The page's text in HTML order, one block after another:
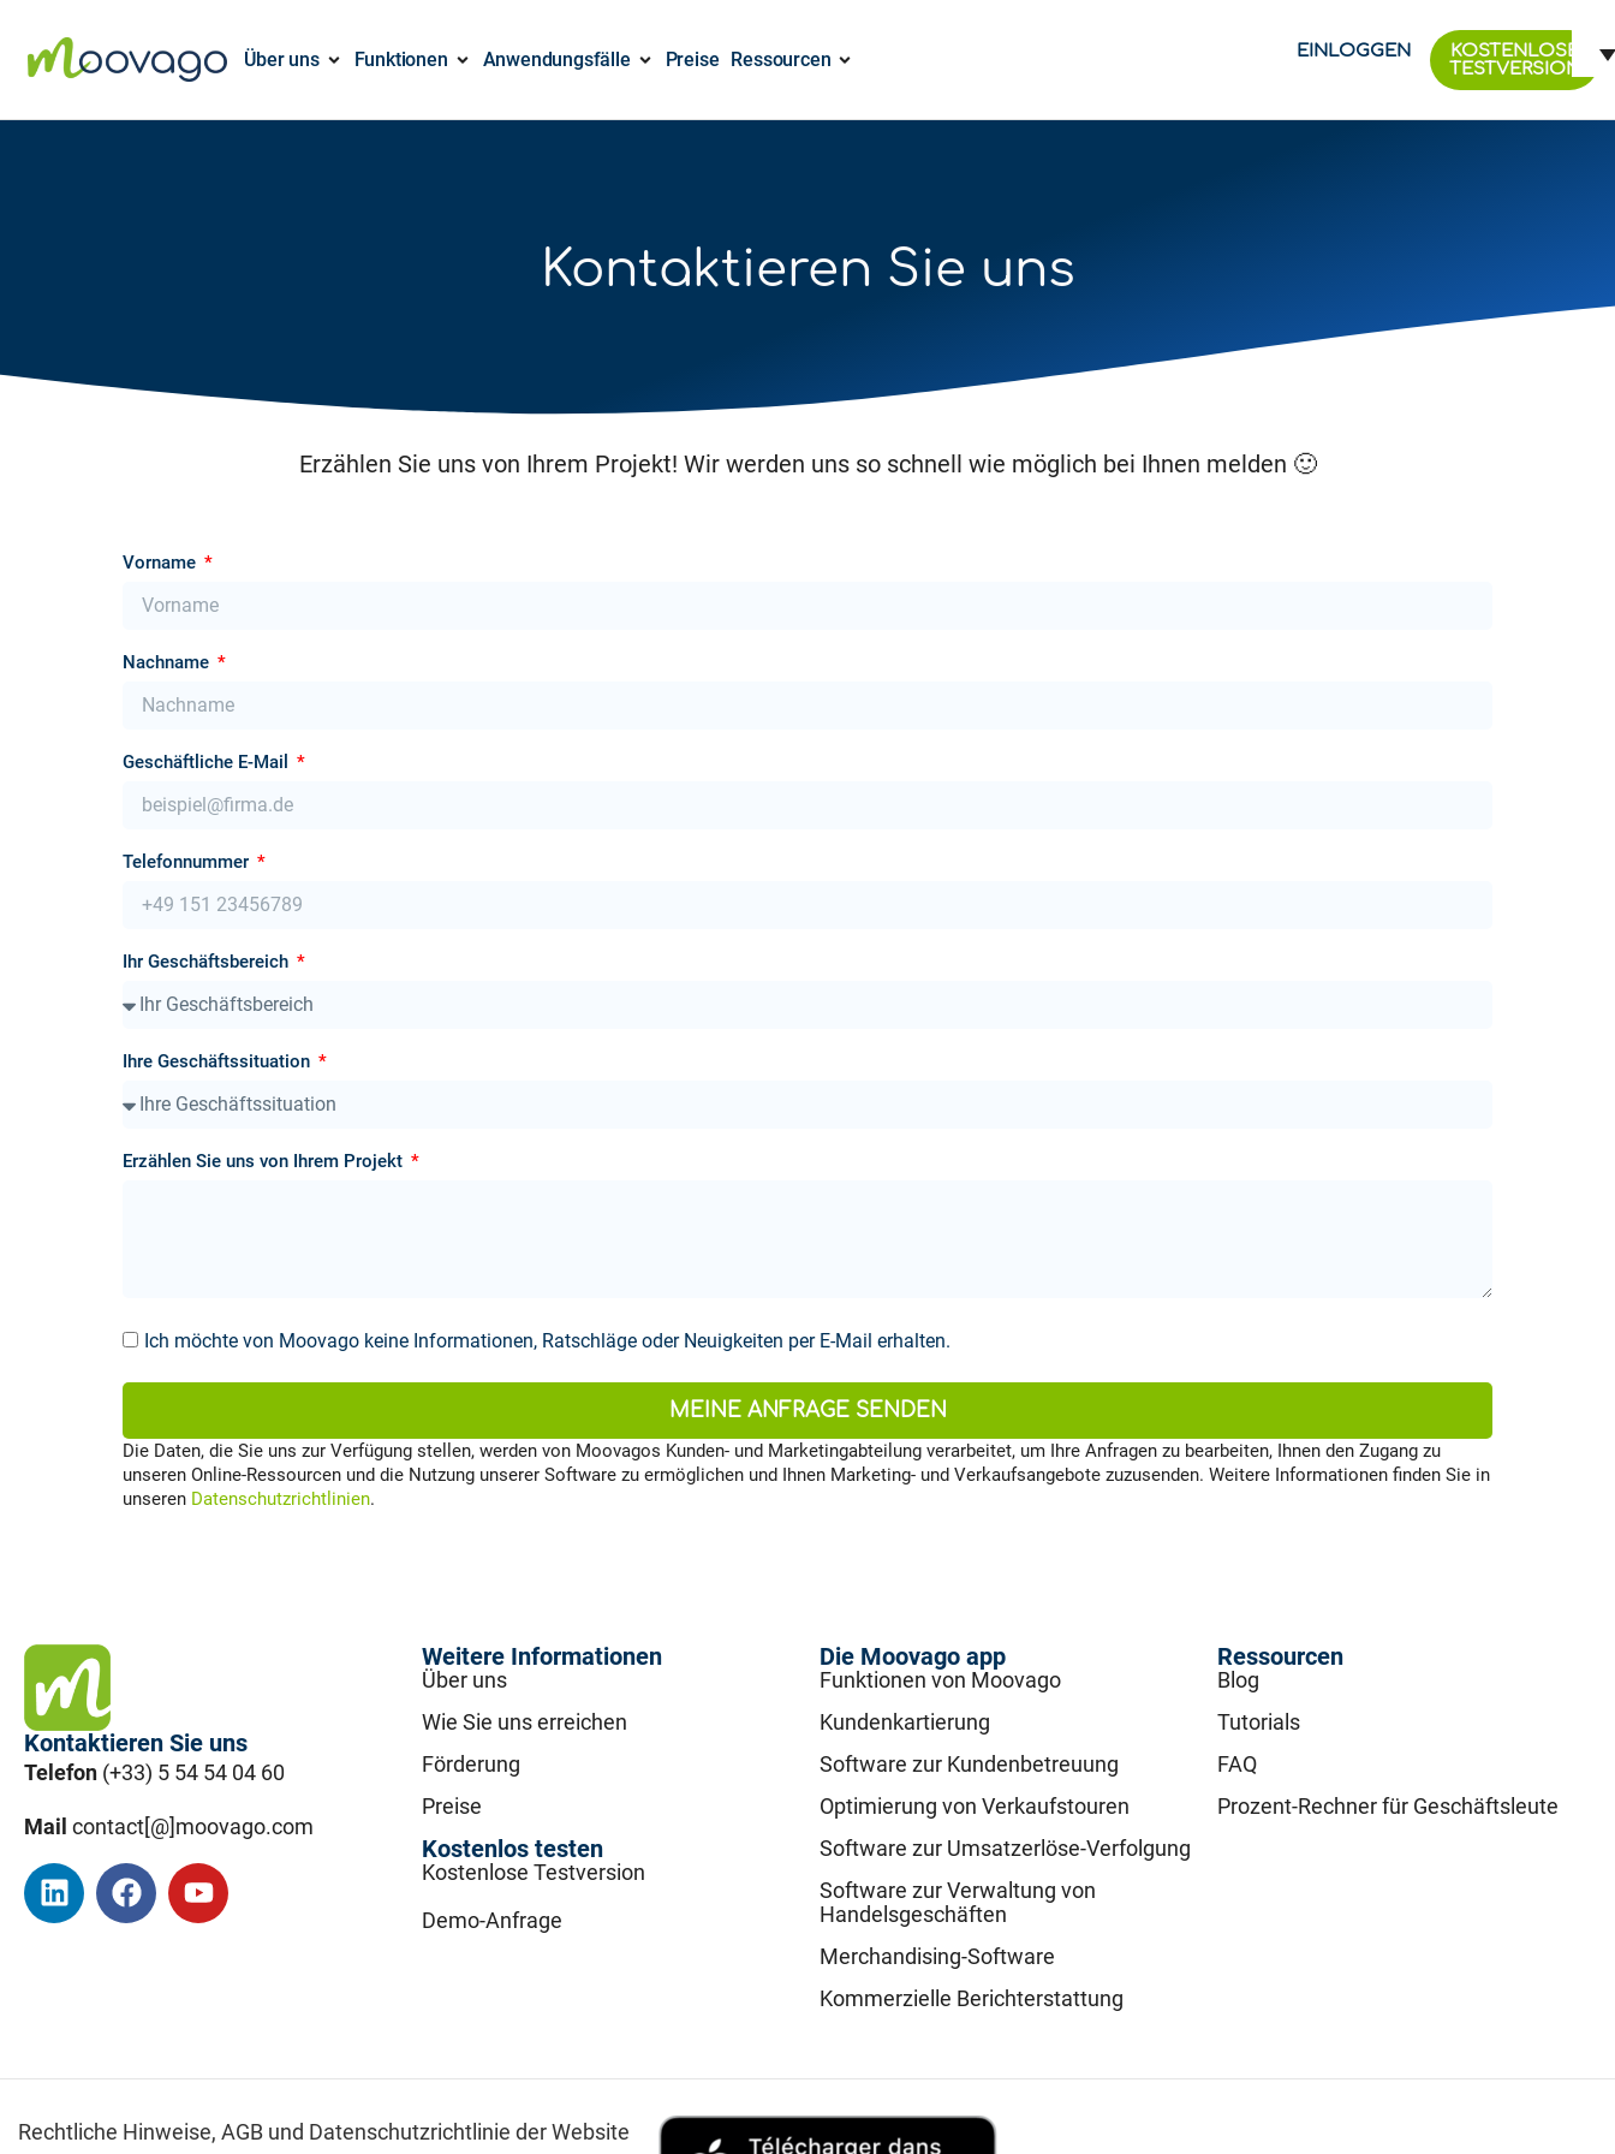
Über uns Funktionen Anwendungsfälle Preise Ressourcen EINLOGGEN
KOSTENLOSE
TESTVERSION
Kontaktieren Sie uns
Erzählen Sie uns von Ihrem Projekt! Wir werden uns so schnell wie möglich bei Ihnen melden 🙂
Vorname
Nachname
Geschäftliche E-Mail
Telefonnummer
Ihr Geschäftsbereich
Ihre Geschäftssituation
Erzählen Sie uns von Ihrem Projekt
Ich möchte von Moovago keine Informationen, Ratschläge oder Neuigkeiten per E-Mail erhalten.
MEINE ANFRAGE SENDEN
Die Daten, die Sie uns zur Verfügung stellen, werden von Moovagos Kunden- und Marketingabteilung verarbeitet, um Ihre Anfragen zu bearbeiten, Ihnen den Zugang zu
unseren Online-Ressourcen und die Nutzung unserer Software zu ermöglichen und Ihnen Marketing- und Verkaufsangebote zuzusenden. Weitere Informationen finden Sie in
unseren Datenschutzrichtlinien.
Kontaktieren Sie uns
Telefon (+33) 5 54 54 04 60
Mail contact[@]moovago.com
Weitere Informationen
Über uns
Wie Sie uns erreichen
Förderung
Preise
Kostenlos testen
Kostenlose Testversion
Demo-Anfrage
Die Moovago app
Funktionen von Moovago
Kundenkartierung
Software zur Kundenbetreuung
Optimierung von Verkaufstouren
Software zur Umsatzerlöse-Verfolgung
Software zur Verwaltung von
Handelsgeschäften
Merchandising-Software
Kommerzielle Berichterstattung
Ressourcen
Blog
Tutorials
FAQ
Prozent-Rechner für Geschäftsleute
Rechtliche Hinweise, AGB und Datenschutzrichtlinie der Website